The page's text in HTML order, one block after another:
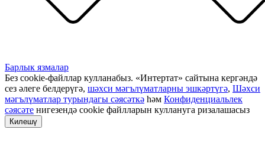
Барлык язмалар
Без cookie-файллар кулланабыз. «Интертат» сайтына кергәндә
сез әлеге белдерүгә, шәхси мәгълүматларны эшкәртүгә, Шәхси
мәгълүматлар турындагы сәясәткә һәм Конфиденциальлек
сәясәте нигезендә cookie файлларын куллануга ризалашасыз
Килешү